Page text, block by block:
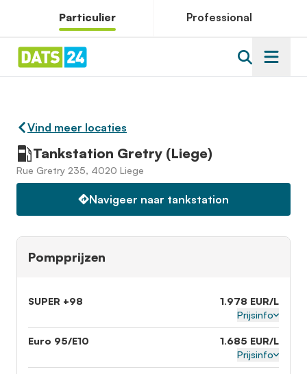
Particulier Professional
Vind meer locaties
Tankstation Gretry (Liege)
Rue Gretry 235, 4020 Liege
Navigeer naar tankstation
Pompprijzen
SUPER +98
1.978 EUR/L
Prijsinfo
Euro 95/E10
1.685 EUR/L
Prijsinfo